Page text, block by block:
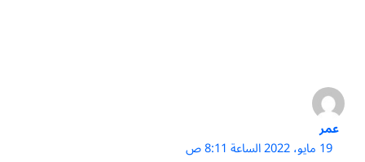
عمر
19 مايو، 2022 الساعة 8:11 ص